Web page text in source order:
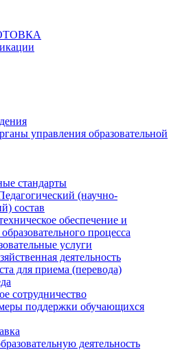
управления образовательной
стандарты
(научно-
состав
обеспечение и
процесса
услуги
деятельность
для приема (перевода)
сотрудничество
поддержки обучающихся
деятельность